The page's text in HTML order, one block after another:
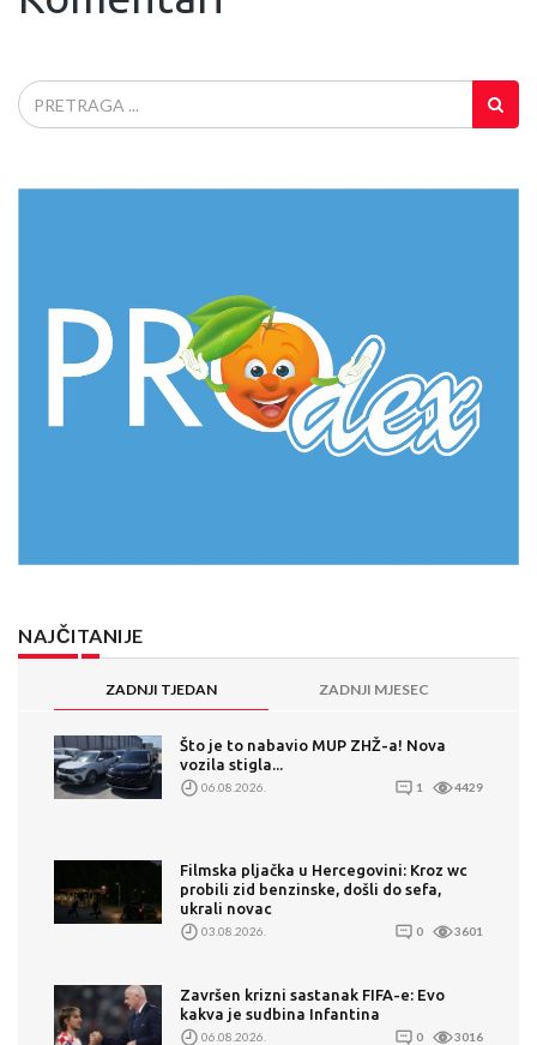
NAJČITANIJE
ZADNJI TJEDAN ZADNJI MJESEC
Što je to nabavio MUP ZHŽ-a! Nova
vozila stigla...
06.08.2026. 1 4429
Filmska pljačka u Hercegovini: Kroz wc
probili zid benzinske, došli do sefa,
ukrali novac
03.08.2026. 0 3601
Završen krizni sastanak FIFA-e: Evo
kakva je sudbina Infantina
06.08.2026. 0 3016